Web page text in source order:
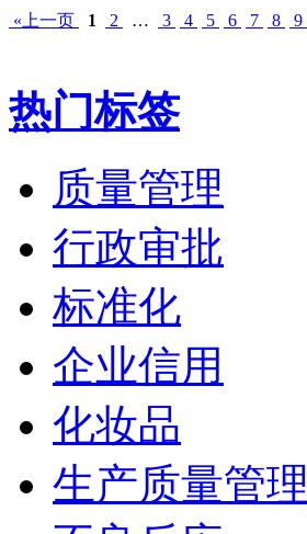
«上一页 1 2 … 3 4 5 6 7 8 9
热门标签
质量管理
行政审批
标准化
企业信用
化妆品
生产质量管